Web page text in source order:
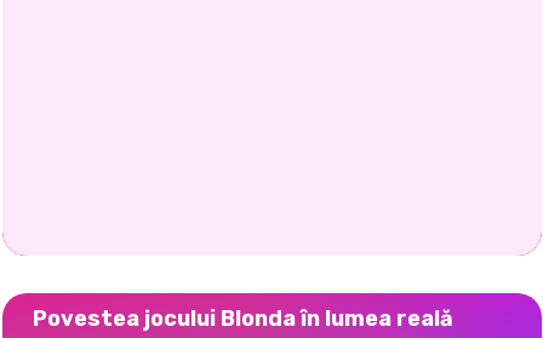
Povestea jocului Blonda în lumea reală